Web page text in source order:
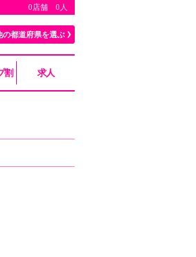
0店舗 0人
の都道府県を選ぶ
割 求人